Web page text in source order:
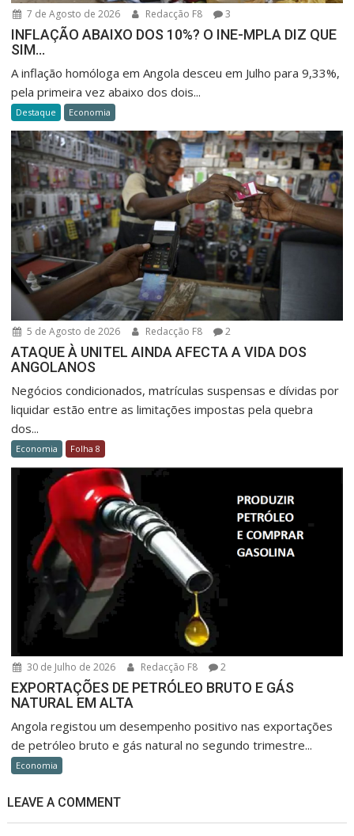
7 de Agosto de 2026 Redacção F8 3
INFLAÇÃO ABAIXO DOS 10%? O INE-MPLA DIZ QUE
SIM…
A inflação homóloga em Angola desceu em Julho para 9,33%,
pela primeira vez abaixo dos dois...
Destaque Economia
5 de Agosto de 2026 Redacção F8 2
ATAQUE À UNITEL AINDA AFECTA A VIDA DOS
ANGOLANOS
Negócios condicionados, matrículas suspensas e dívidas por
liquidar estão entre as limitações impostas pela quebra
dos...
Economia Folha 8
30 de Julho de 2026 Redacção F8 2
EXPORTAÇÕES DE PETRÓLEO BRUTO E GÁS
NATURAL EM ALTA
Angola registou um desempenho positivo nas exportações
de petróleo bruto e gás natural no segundo trimestre...
Economia
LEAVE A COMMENT